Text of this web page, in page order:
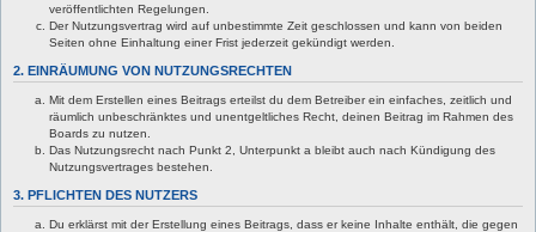
veröffentlichten Regelungen.
Der Nutzungsvertrag wird auf unbestimmte Zeit geschlossen und kann von beiden
Seiten ohne Einhaltung einer Frist jederzeit gekündigt werden.
2. EINRÄUMUNG VON NUTZUNGSRECHTEN
Mit dem Erstellen eines Beitrags erteilst du dem Betreiber ein einfaches, zeitlich und
räumlich unbeschränktes und unentgeltliches Recht, deinen Beitrag im Rahmen des
Boards zu nutzen.
Das Nutzungsrecht nach Punkt 2, Unterpunkt a bleibt auch nach Kündigung des
Nutzungsvertrages bestehen.
3. PFLICHTEN DES NUTZERS
Du erklärst mit der Erstellung eines Beitrags, dass er keine Inhalte enthält, die gegen